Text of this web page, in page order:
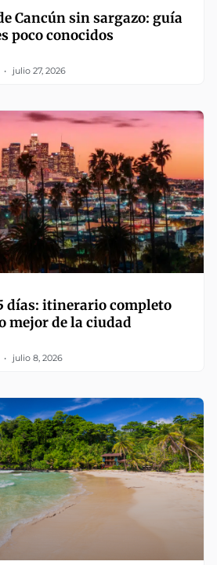
Cancún sin sargazo: guía
poco conocidos
julio 27, 2026
días: itinerario completo
mejor de la ciudad
julio 8, 2026